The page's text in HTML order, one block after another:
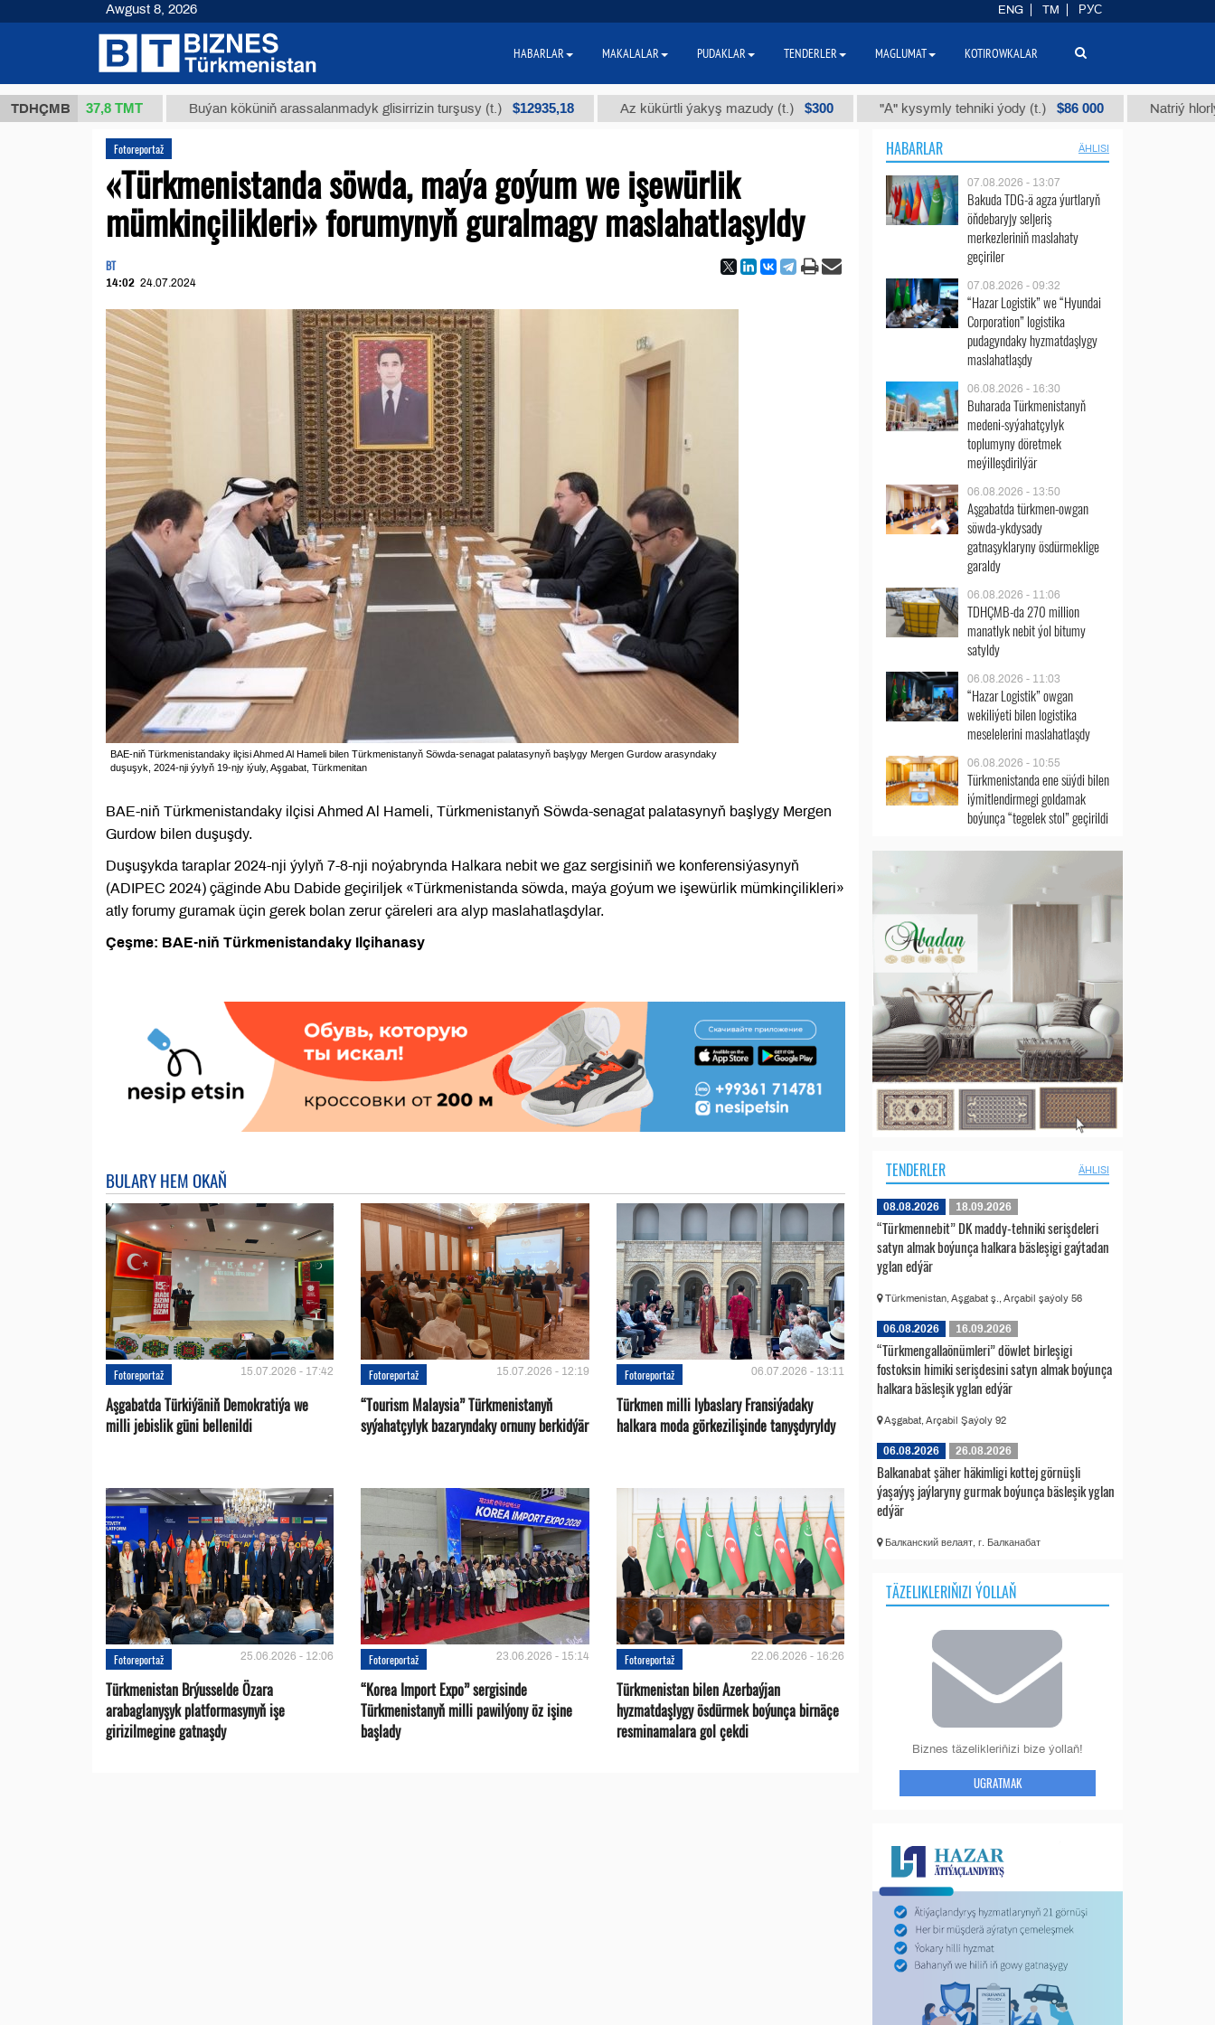
TDHÇMB
(kg.) 37,8 ТМТ Buýan köküniň arassalanmadyk glisirrizin turşusy (t.) $12935,18 Az kükürtli ýakyş mazudy (t.) $300 "А" kysymly tehniki ýody (t.) $86 000 Natriý hlorly
Fotoreportaž
«Türkmenistanda söwda, maýa goýum we işewürlik
mümkinçilikleri» forumynyň guralmagy maslahatlaşyldy
BT
14:02 24.07.2024
BAE-niň Türkmenistandaky ilçisi Ahmed Al Hameli bilen Türkmenistanyň Söwda-senagat palatasynyň başlygy Mergen Gurdow arasyndaky
duşuşyk, 2024-nji ýylyň 19-njy iýuly, Aşgabat, Türkmenitan
BAE-niň Türkmenistandaky ilçisi Ahmed Al Hameli, Türkmenistanyň Söwda-senagat palatasynyň başlygy Mergen
Gurdow bilen duşuşdy.
Duşuşykda taraplar 2024-nji ýylyň 7-8-nji noýabrynda Halkara nebit we gaz sergisiniň we konferensiýasynyň
(ADIPEC 2024) çäginde Abu Dabide geçiriljek «Türkmenistanda söwda, maýa goýum we işewürlik mümkinçilikleri»
atly forumy guramak üçin gerek bolan zerur çäreleri ara alyp maslahatlaşdylar.⠀
Çeşme: BAE-niň Türkmenistandaky Ilçihanasy
BULARY HEM OKAŇ
Fotoreportaž 15.07.2026 - 17:42
Aşgabatda Türkiýäniň Demokratiýa we
milli jebislik güni bellenildi
Fotoreportaž 15.07.2026 - 12:19
“Tourism Malaysia” Türkmenistanyň
syýahatçylyk bazaryndaky ornuny berkidýär
Fotoreportaž 06.07.2026 - 13:11
Türkmen milli lybaslary Fransiýadaky
halkara moda görkezilişinde tanyşdyryldy
Fotoreportaž 25.06.2026 - 12:06
Türkmenistan Brýusselde Özara
arabaglanyşyk platformasynyň işe
girizilmegine gatnaşdy
Fotoreportaž 23.06.2026 - 15:14
“Korea Import Expo” sergisinde
Türkmenistanyň milli pawilýony öz işine
başlady
Fotoreportaž 22.06.2026 - 16:26
Türkmenistan bilen Azerbaýjan
hyzmatdaşlygy ösdürmek boýunça birnäçe
resminamalara gol çekdi
HABARLAR ÄHLISI
07.08.2026 - 13:07
Bakuda TDG-ä agza ýurtlaryň
öňdebaryjy seljeriş
merkezleriniň maslahaty
geçiriler
07.08.2026 - 09:32
“Hazar Logistik” we “Hyundai
Corporation” logistika
pudagyndaky hyzmatdaşlygy
maslahatlaşdy
06.08.2026 - 16:30
Buharada Türkmenistanyň
medeni-syýahatçylyk
toplumyny döretmek
meýilleşdirilýär
06.08.2026 - 13:50
Aşgabatda türkmen-owgan
söwda-ykdysady
gatnaşyklaryny ösdürmeklige
garaldy
06.08.2026 - 11:06
TDHÇMB-da 270 million
manatlyk nebit ýol bitumy
satyldy
06.08.2026 - 11:03
“Hazar Logistik” owgan
wekiliýeti bilen logistika
meselelerini maslahatlaşdy
06.08.2026 - 10:55
Türkmenistanda ene süýdi bilen
iýmitlendirmegi goldamak
boýunça “tegelek stol” geçirildi
TENDERLER ÄHLISI
08.08.2026 18.09.2026
“Türkmennebit” DK maddy-tehniki serişdeleri
satyn almak boýunça halkara bäsleşigi gaýtadan
yglan edýär
Türkmenistan, Aşgabat ş., Arçabil şaýoly 56
06.08.2026 16.09.2026
“Türkmengallaönümleri” döwlet birleşigi
fostoksin himiki serişdesini satyn almak boýunça
halkara bäsleşik yglan edýär
Aşgabat, Arçabil Şaýoly 92
06.08.2026 26.08.2026
Balkanabat şäher häkimligi kottej görnüşli
ýaşaýyş jaýlaryny gurmak boýunça bäsleşik yglan
edýär
Балканский велаят, г. Балканабат
TÄZELIKLERIŇIZI ÝOLLAŇ
Biznes täzelikleriňizi bize ýollaň!
UGRATMAK
Awgust 8, 2026 ENG TM РУС
HABARLAR MAKALALAR PUDAKLAR TENDERLER MAGLUMAT KOTIROWKALAR